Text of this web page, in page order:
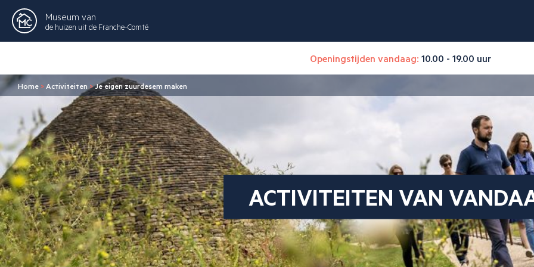
Museum van
de huizen uit de Franche-Comté
Openingstijden vandaag: 10.00 - 19.00 uur
Home > Activiteiten >Je eigen zuurdesem maken
ACTIVITEITEN VAN